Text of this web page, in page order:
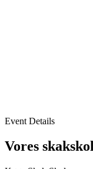
Event Details
Vores